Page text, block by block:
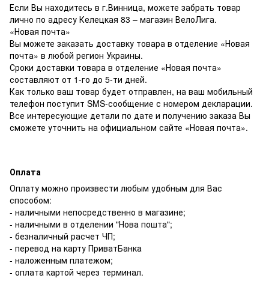
Если Вы находитесь в г.Винница, можете забрать товар
лично по адресу Келецкая 83 – магазин ВелоЛига.
«Новая почта»
Вы можете заказать доставку товара в отделение «Новая
почта» в любой регион Украины.
Сроки доставки товара в отделение «Новая почта»
составляют от 1-го до 5-ти дней.
Как только ваш товар будет отправлен, на ваш мобильный
телефон поступит SMS-сообщение с номером декларации.
Все интересующие детали по дате и получению заказа Вы
сможете уточнить на официальном сайте «Новая почта».
Оплата
Оплату можно произвести любым удобным для Вас
способом:
- наличными непосредственно в магазине;
- наличными в отделении "Нова пошта";
- безналичный расчет ЧП;
- перевод на карту ПриватБанка
- наложенным платежом;
- оплата картой через терминал.